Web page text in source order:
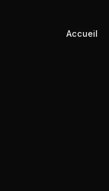
Accueil